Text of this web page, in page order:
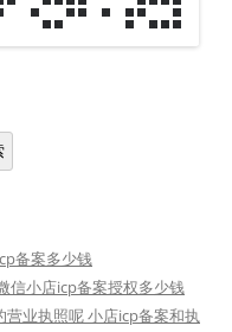
备案多少钱
信小店icp备案授权多少钱
业执照呢 小店icp备案和执